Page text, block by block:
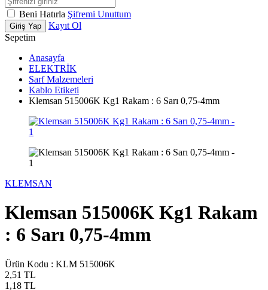
Beni Hatırla Şifremi Unuttum
Giriş Yap
Kayıt Ol
Sepetim
Anasayfa
ELEKTRİK
Sarf Malzemeleri
Kablo Etiketi
Klemsan 515006K Kg1 Rakam : 6 Sarı 0,75-4mm
KLEMSAN
Klemsan 515006K Kg1 Rakam
: 6 Sarı 0,75-4mm
Ürün Kodu : KLM 515006K
2,51 TL
1,18 TL